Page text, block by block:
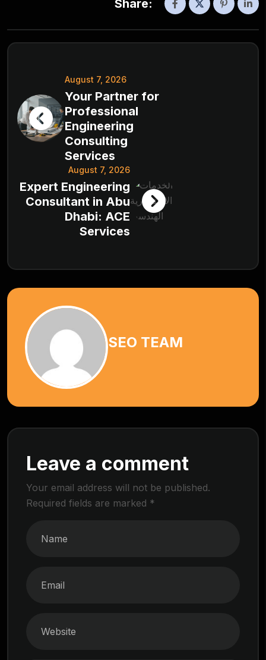
Share:
August 7, 2026
Your Partner for
Professional
Engineering
Consulting
Services
August 7, 2026
Expert Engineering
Consultant in Abu
Dhabi: ACE
Services
SEO TEAM
Leave a comment
Your email address will not be published.
Required fields are marked *